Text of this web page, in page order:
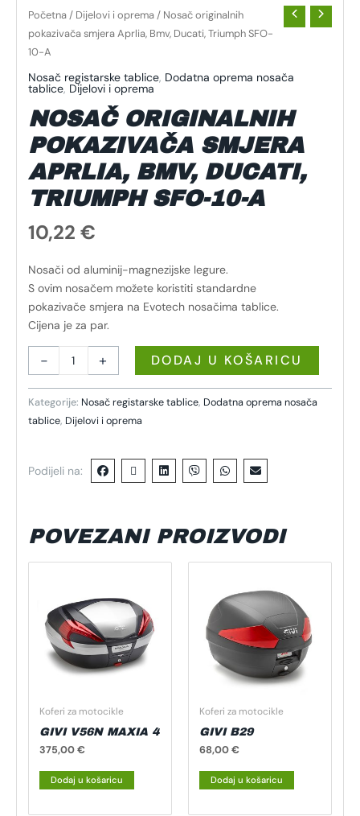
Početna / Dijelovi i oprema / Nosač originalnih
pokazivača smjera Aprlia, Bmv, Ducati, Triumph SFO-
10-A
Nosač registarske tablice, Dodatna oprema nosača
tablice, Dijelovi i oprema
NOSAČ ORIGINALNIH
POKAZIVAČA SMJERA
APRLIA, BMV, DUCATI,
TRIUMPH SFO-10-A
10,22 €
Nosači od aluminij-magnezijske legure.
S ovim nosačem možete koristiti standardne
pokazivače smjera na Evotech nosačima tablice.
Cijena je za par.
- + DODAJ U KOŠARICU
Kategorije: Nosač registarske tablice, Dodatna oprema nosača
tablice, Dijelovi i oprema
Podijeli na:
POVEZANI PROIZVODI
Koferi za motocikle
GIVI V56N MAXIA 4
375,00€
Dodaj u košaricu
Koferi za motocikle
GIVI B29
68,00€
Dodaj u košaricu